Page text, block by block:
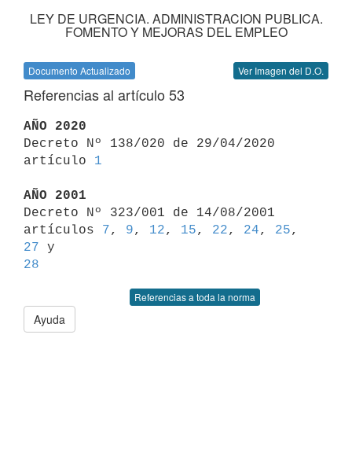
LEY DE URGENCIA. ADMINISTRACION PUBLICA.
FOMENTO Y MEJORAS DEL EMPLEO
Documento Actualizado Ver Imagen del D.O.
Referencias al artículo 53
AÑO 2020
Decreto Nº 138/020 de 29/04/2020
artículo 1
AÑO 2001
Decreto Nº 323/001 de 14/08/2001
artículos 7, 9, 12, 15, 22, 24, 25
27
28
Referencias a toda la norma
Ayuda